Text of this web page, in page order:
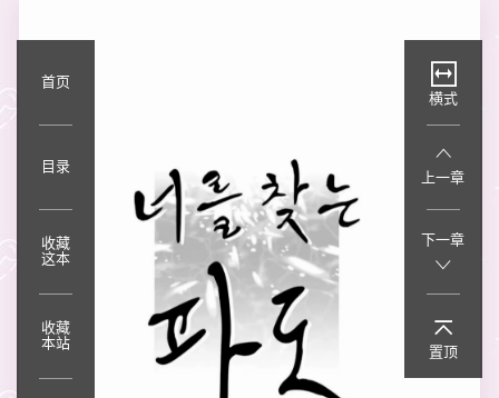
首页
目录
收藏
这本
收藏
本站
横式
上一章
下一章
置顶